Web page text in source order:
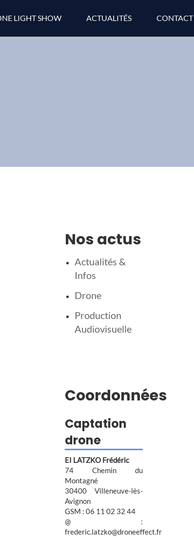
LIGHT SHOW ACTUALITÉS CONTACT
Nos actus
Actualités &
Infos
Drone
Production
Audiovisuelle
Coordonnées
Captation
drone
EI LATZKO Frédéric
74 Chemin du
Montagné
30400 Villeneuve-lès-
Avignon
GSM : 06 11 02 32 44
@ :
frederic.latzko@droneeffect.fr